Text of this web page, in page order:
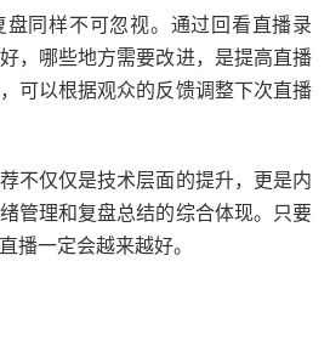
同样不可忽视。通过回看直播录
，哪些地方需要改进，是提高直播
可以根据观众的反馈调整下次直播
不仅仅是技术层面的提升，更是内
管理和复盘总结的综合体现。只要
播一定会越来越好。